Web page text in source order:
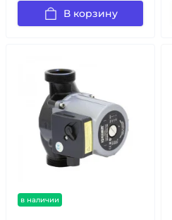
В корзину
в наличии